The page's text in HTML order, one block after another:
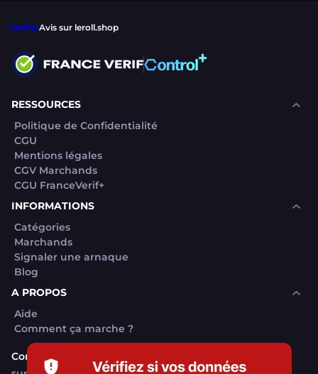
VerifierAvis sur leroll.shop
RESSOURCES
Politique de Confidentialité
CGU
Mentions légales
CGV Marchands
CGU FranceVerif+
INFORMATIONS
Catégories
Marchands
Signaler une arnaque
Blog
A PROPOS
Aide
Comment ça marche ?
Contact support utilisateurs